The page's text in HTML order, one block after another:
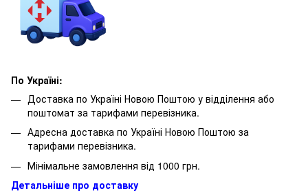
По Україні:
Доставка по Україні Новою Поштою у відділення або
поштомат за тарифами перевізника.
Адресна доставка по Україні Новою Поштою за
тарифами перевізника.
Мінімальне замовлення від 1000 грн.
Детальніше про доставку